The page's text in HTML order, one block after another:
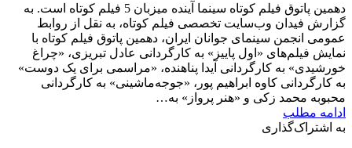
دهمین پاتوق فیلم کوتاه سینما آینده میزبان 5 فیلم کوتاه است. به
گزارش فیدان وب‌سایت تخصصی فیلم کوتاه، به نقل از روابط
عمومی انجمن سینمای جوانان ایران، دهمین پاتوق فیلم کوتاه با
نمایش فیلم‌های «اول پاییز» به کارگردانی عادل تبریزی، «چراغ
خورشیدی» به کارگردانی آیدا پناهنده، «مراسمی برای یک دوست»
به کارگردانی کاوه ابراهیم پور، «جوجه‌ماشینی» به کارگردانی
محبوبه محمد زکی و «هنر پرواز» به…
ادامه مطلب
به اشتراک‌گذاری